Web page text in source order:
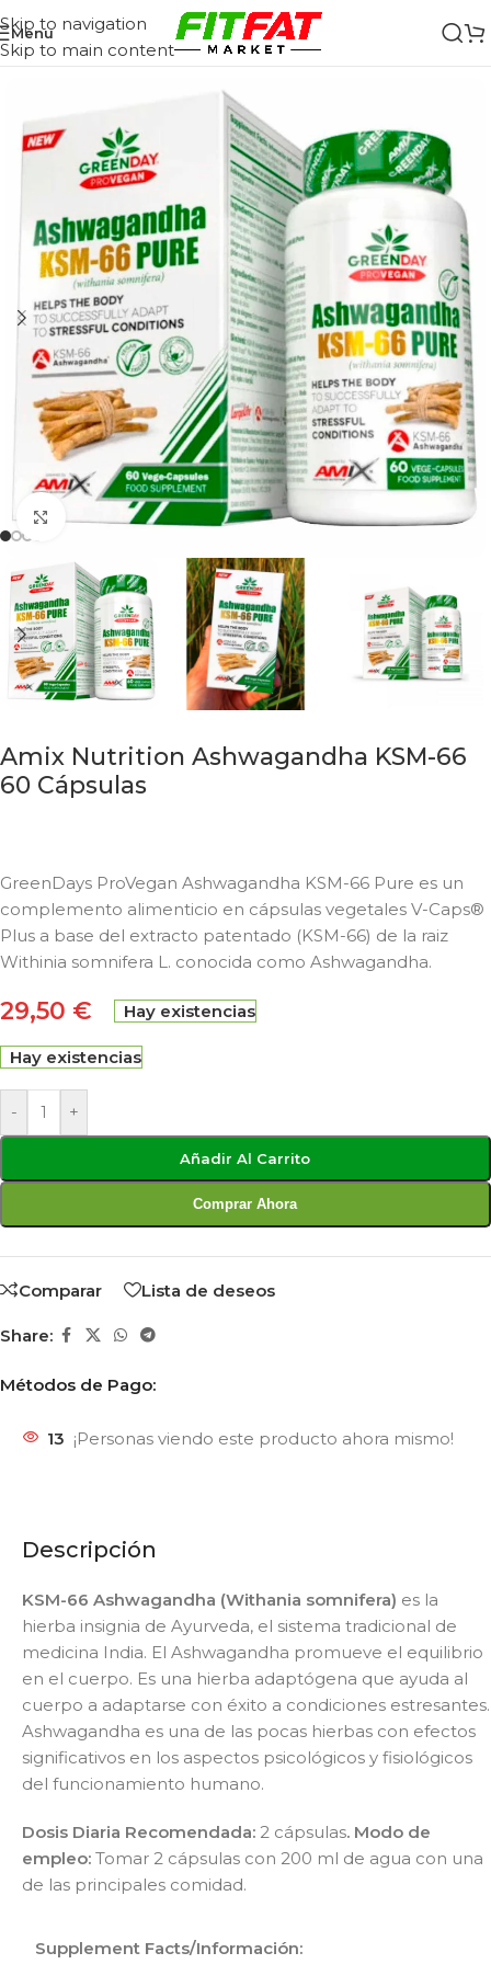
Skip to navigation
Skip to main content
Menu
Click to enlarge
Amix Nutrition Ashwagandha KSM-66
60 Cápsulas
GreenDays ProVegan Ashwagandha KSM-66 Pure es un
complemento alimenticio en cápsulas vegetales V-Caps®
Plus a base del extracto patentado (KSM-66) de la raiz
Withinia somnifera L. conocida como Ashwagandha.
29,50 € Hay existencias
Hay existencias
- +
Añadir Al Carrito
Comprar Ahora
Comparar Lista de deseos
Share:
Métodos de Pago:
13 ¡Personas viendo este producto ahora mismo!
Descripción
KSM-66 Ashwagandha (Withania somnifera) es la
hierba insignia de Ayurveda, el sistema tradicional de
medicina India. El Ashwagandha promueve el equilibrio
en el cuerpo. Es una hierba adaptógena que ayuda al
cuerpo a adaptarse con éxito a condiciones estresantes.
Ashwagandha es una de las pocas hierbas con efectos
significativos en los aspectos psicológicos y fisiológicos
del funcionamiento humano.
Dosis Diaria Recomendada: 2 cápsulas. Modo de
empleo: Tomar 2 cápsulas con 200 ml de agua con una
de las principales comidad.
Supplement Facts/Información: